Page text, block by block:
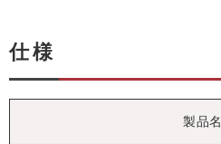
仕様
製品名